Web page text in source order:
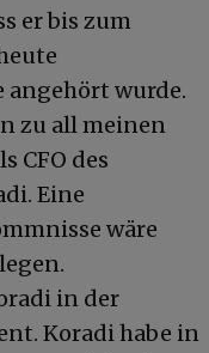
er bis zum
angehört wurde.
zu all meinen
CFO des
Eine
wäre
in der
Koradi habe in